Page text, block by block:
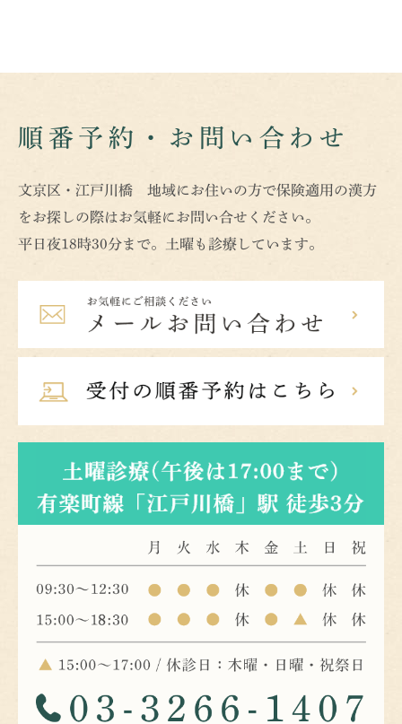
順番予約・お問い合わせ
文京区・江戸川橋 地域にお住いの方で保険適用の漢方
をお探しの際はお気軽にお問い合せください。
平日夜18時30分まで。土曜も診療しています。